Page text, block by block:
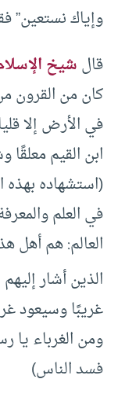
وإياك نستعين”
قالشيخ
كان من القرون
ابن القيم معلقًا
(استشهاده
في العلم
العالم: هم أهل
الذين أشار
غريبًا وسيعود
ومن الغرباء يا
فسد الناس)